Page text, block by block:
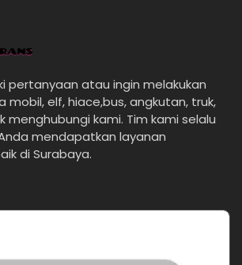
pertanyaan atau ingin melakukan
mobil, elf, hiace,bus, angkutan, truk,
menghubungi kami. Tim kami selalu
mendapatkan layanan
di Surabaya.